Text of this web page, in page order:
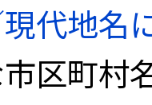
代地名
区町村